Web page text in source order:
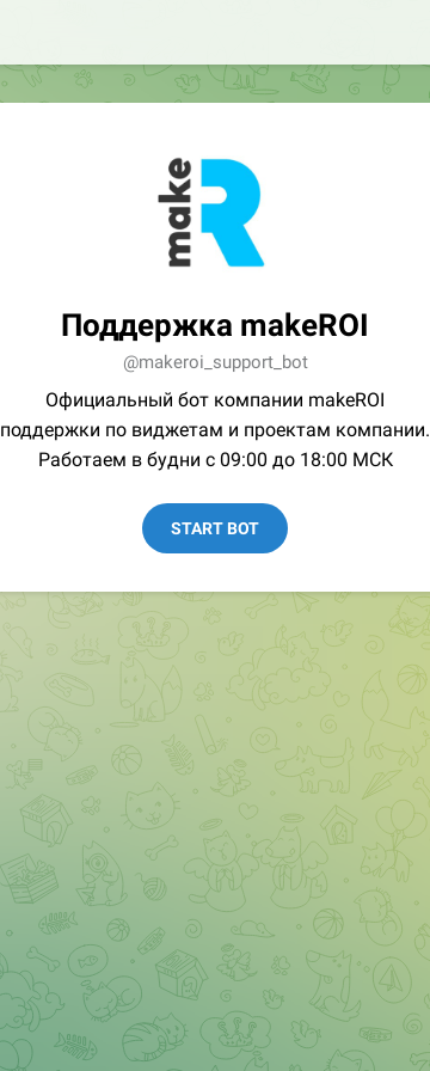
Поддержка makeROI
@makeroi_support_bot
Официальный бот компании makeROI
поддержки по виджетам и проектам компании.
Работаем в будни с 09:00 до 18:00 МСК
START BOT